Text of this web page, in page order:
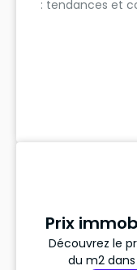
: tendances et
Prix
Découvrez le
du m2